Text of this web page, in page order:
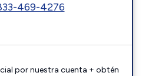
469-4276
por nuestra cuenta + obtén